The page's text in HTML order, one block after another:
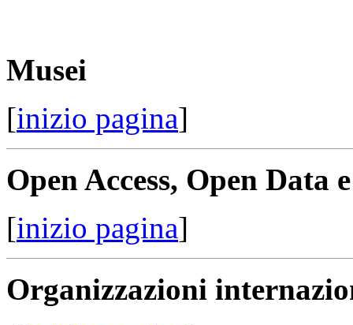
Musei
[inizio pagina]
Open Access, Open Data
[inizio pagina]
Organizzazioni